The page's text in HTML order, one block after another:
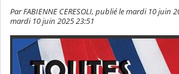
Par FABIENNE CERESOLI, publié le mardi 10 juin
mardi 10 juin 2025 23:51